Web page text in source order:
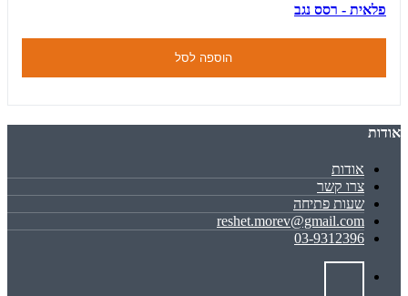
פלאית - רסס נגב
הוספה לסל
אודות
אודות
צרו קשר
שעות פתיחה
reshet.morev@gmail.com
03-9312396